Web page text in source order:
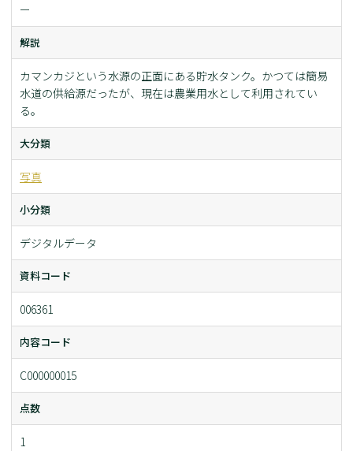
ー
解説
カマンカジという水源の正面にある貯水タンク。かつては簡易
水道の供給源だったが、現在は農業用水として利用されてい
る。
大分類
写真
小分類
デジタルデータ
資料コード
006361
内容コード
C000000015
点数
1